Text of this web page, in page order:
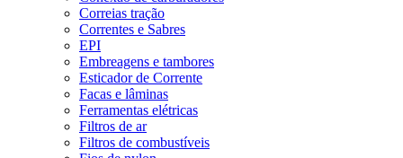
Correias tração
Correntes e Sabres
EPI
Embreagens e tambores
Esticador de Corrente
Facas e lâminas
Ferramentas elétricas
Filtros de ar
Filtros de combustíveis